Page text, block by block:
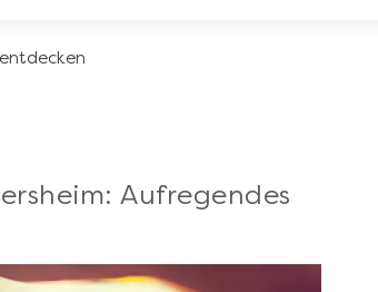
Aufregendes